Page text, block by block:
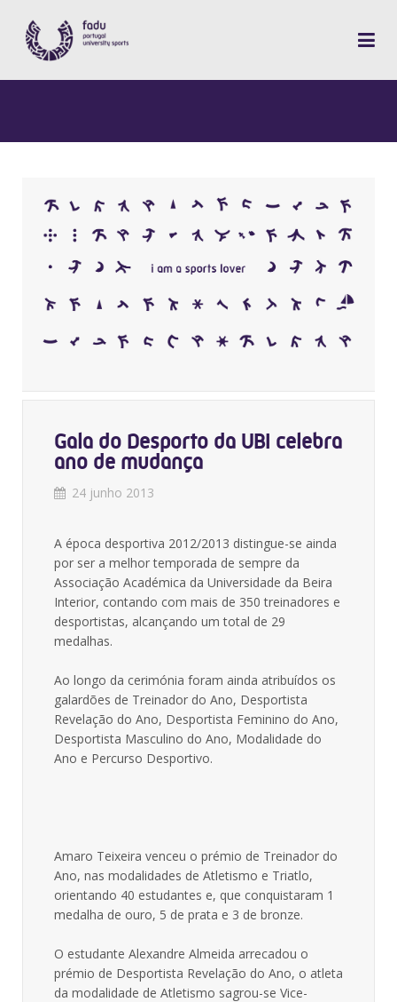
Gala do Desporto da UBI celebra
ano de mudança
24 junho 2013
A época desportiva 2012/2013 distingue-se ainda
por ser a melhor temporada de sempre da
Associação Académica da Universidade da Beira
Interior, contando com mais de 350 treinadores e
desportistas, alcançando um total de 29
medalhas.
Ao longo da cerimónia foram ainda atribuídos os
galardões de Treinador do Ano, Desportista
Revelação do Ano, Desportista Feminino do Ano,
Desportista Masculino do Ano, Modalidade do
Ano e Percurso Desportivo.
Amaro Teixeira venceu o prémio de Treinador do
Ano, nas modalidades de Atletismo e Triatlo,
orientando 40 estudantes e, que conquistaram 1
medalha de ouro, 5 de prata e 3 de bronze.
O estudante Alexandre Almeida arrecadou o
prémio de Desportista Revelação do Ano, o atleta
da modalidade de Atletismo sagrou-se Vice-